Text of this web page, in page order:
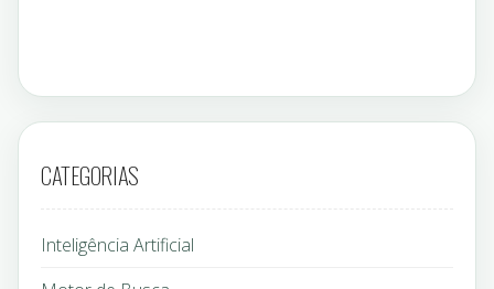
CATEGORIAS
Inteligência Artificial